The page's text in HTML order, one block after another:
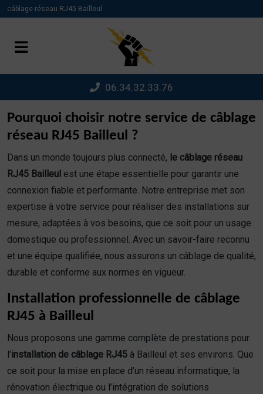
câblage réseau RJ45 Bailleul
06.34.32.33.76
Pourquoi choisir notre service de câblage
réseau RJ45 Bailleul ?
Dans un monde toujours plus connecté, le câblage réseau
RJ45 Bailleul est une étape essentielle pour garantir une
connexion fiable et performante. Notre entreprise met son
expertise à votre service pour réaliser des installations sur
mesure, adaptées à vos besoins, que ce soit pour un usage
domestique ou professionnel. Avec un savoir-faire reconnu
et une équipe qualifiée, nous assurons un câblage de qualité,
durable et conforme aux normes en vigueur.
Installation professionnelle de câblage
RJ45 à Bailleul
Nous proposons une gamme complète de prestations pour
l'installation de câblage RJ45 à Bailleul et ses environs. Que
ce soit pour la mise en place d’un réseau informatique, la
rénovation électrique ou l’intégration de solutions
Panneau de gestion des cookies